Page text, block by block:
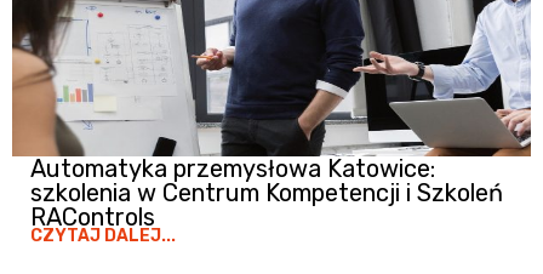
Automatyka przemysłowa Katowice:
szkolenia w Centrum Kompetencji i Szkoleń
RAControls
CZYTAJ DALEJ...